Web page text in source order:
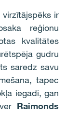
virzītājspēks ir
reģionu
kvalitātes
gudru
saredz savu
tāpēc
iegādi, gan
Raimonds